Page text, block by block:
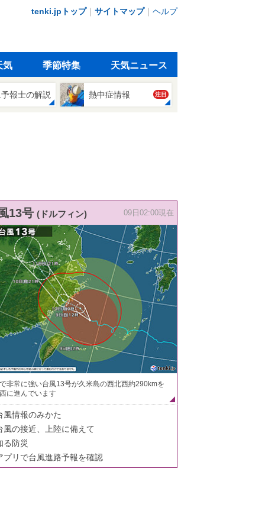
tenki.jpトップ｜ サイトマップ｜ ヘルプ
気 季節特集 天気ニュース
報士の解説 熱中症情報 注目
13号 (ドルフィン) 09日02:00現在
非常に強い台風13号が久米島の西北西約290kmを
に進んでいます
風情報のみかた
風の接近、上陸に備えて
る防災
プリで台風進路予報を確認